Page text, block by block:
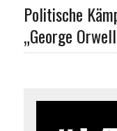
Politische
„George